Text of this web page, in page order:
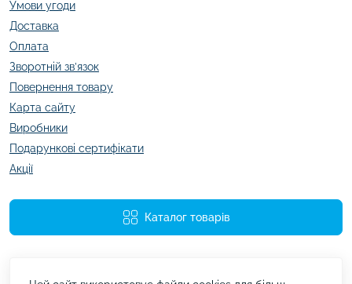
Умови угоди
Доставка
Оплата
Зворотній зв’язок
Повернення товару
Карта сайту
Виробники
Подарункові сертифікати
Акції
Каталог товарів